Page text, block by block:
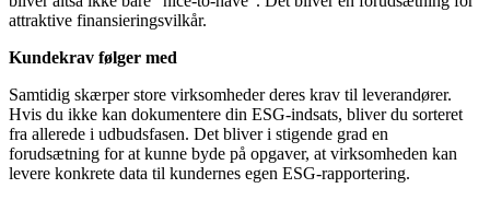
attraktive finansieringsvilkår.
Kundekrav følger med
Samtidig skærper store virksomheder deres krav til leverandører.
Hvis du ikke kan dokumentere din ESG-indsats, bliver du sorteret
fra allerede i udbudsfasen. Det bliver i stigende grad en
forudsætning for at kunne byde på opgaver, at virksomheden kan
levere konkrete data til kundernes egen ESG-rapportering.